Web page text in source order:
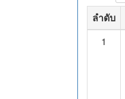
ลำดับ
1